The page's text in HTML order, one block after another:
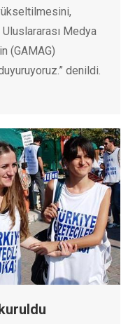
Medya
(GAMAG)
denildi.